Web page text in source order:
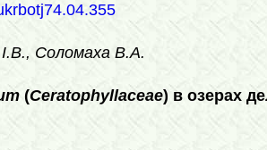
Соломаха В.А.
(Ceratophyllaceae) в озерах